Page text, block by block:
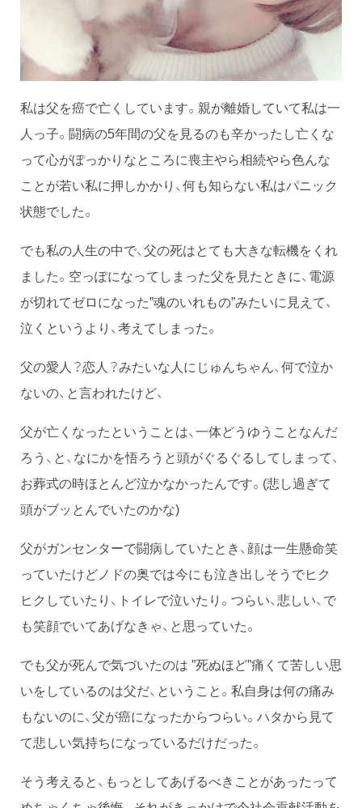
私は父を癌で亡くしています。親が離婚していて私は一
人っ子。闘病の5年間の父を見るのも辛かったし亡くな
って心がぽっかりなところに喪主やら相続やら色んな
ことが若い私に押しかかり、何も知らない私はパニック
状態でした。
でも私の人生の中で、父の死はとても大きな転機をくれ
ました。空っぽになってしまった父を見たときに、電源
が切れてゼロになった”魂のいれもの”みたいに見えて、
泣くというより、考えてしまった。
父の愛人？恋人？みたいな人にじゅんちゃん、何で泣か
ないの、と言われたけど、
父が亡くなったということは、一体どうゆうことなんだ
ろう、と、なにかを悟ろうと頭がぐるぐるしてしまって、
お葬式の時ほとんど泣かなかったんです。(悲し過ぎて
頭がブッとんでいたのかな)
父がガンセンターで闘病していたとき、顔は一生懸命笑
っていたけどノドの奥では今にも泣き出しそうでヒク
ヒクしていたり、トイレで泣いたり。つらい、悲しい、で
も笑顔でいてあげなきゃ、と思っていた。
でも父が死んで気づいたのは ”死ぬほど”痛くて苦しい思
いをしているのは父だ、ということ。私自身は何の痛み
もないのに、父が癌になったからつらい。ハタから見て
て悲しい気持ちになっているだけだった。
そう考えると、もっとしてあげるべきことがあったって